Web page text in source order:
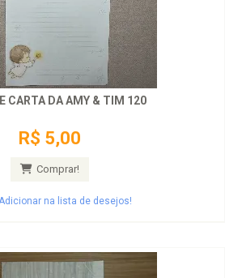
CARTA DA AMY & TIM 120
R$ 5,00
Comprar!
na lista de desejos!